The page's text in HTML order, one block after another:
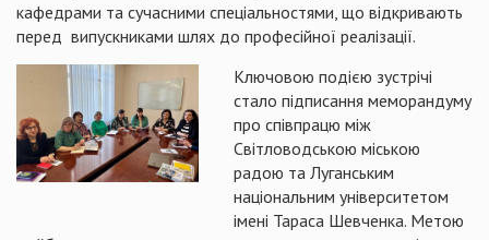
кафедрами та сучасними спеціальностями, що відкривають
перед випускниками шлях до професійної реалізації.
Ключовою подією зустрічі
стало підписання меморандуму
про співпрацю між
Світловодською міською
радою та Луганським
національним університетом
імені Тараса Шевченка. Метою